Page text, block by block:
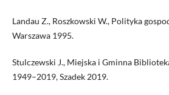
Landau Z., Roszkowski W., Polityka
Warszawa 1995.
Stulczewski J., Miejska i Gminna
1949–2019, Szadek 2019.